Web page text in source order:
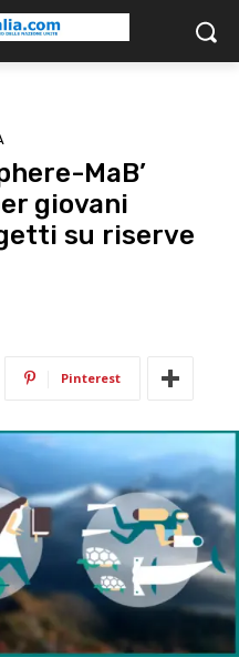
MaB’
giovani
su riserve
Pinterest